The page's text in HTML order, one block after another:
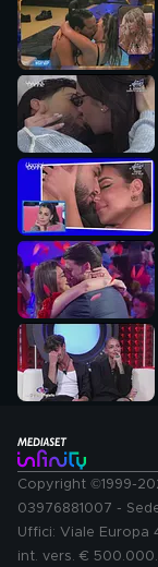
Copyright ©1999-
03976881007 -
Uffici: Viale Europa
int. vers. €